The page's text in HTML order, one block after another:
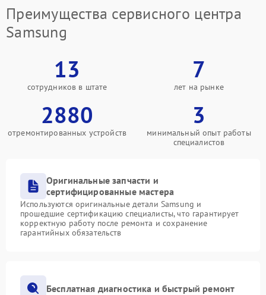
Преимущества сервисного центра
Samsung
13
сотрудников в штате
7
лет на рынке
2880
отремонтированных устройств
3
минимальный опыт работы
специалистов
Оригинальные запчасти и
сертифицированные мастера
Используются оригинальные детали Samsung и
прошедшие сертификацию специалисты, что гарантирует
корректную работу после ремонта и сохранение
гарантийных обязательств
Бесплатная диагностика и быстрый ремонт